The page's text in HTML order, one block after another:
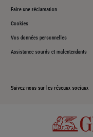
Faire une réclamation
Cookies
Vos données personnelles
Assistance sourds et malentendants
Suivez-nous sur les réseaux sociaux